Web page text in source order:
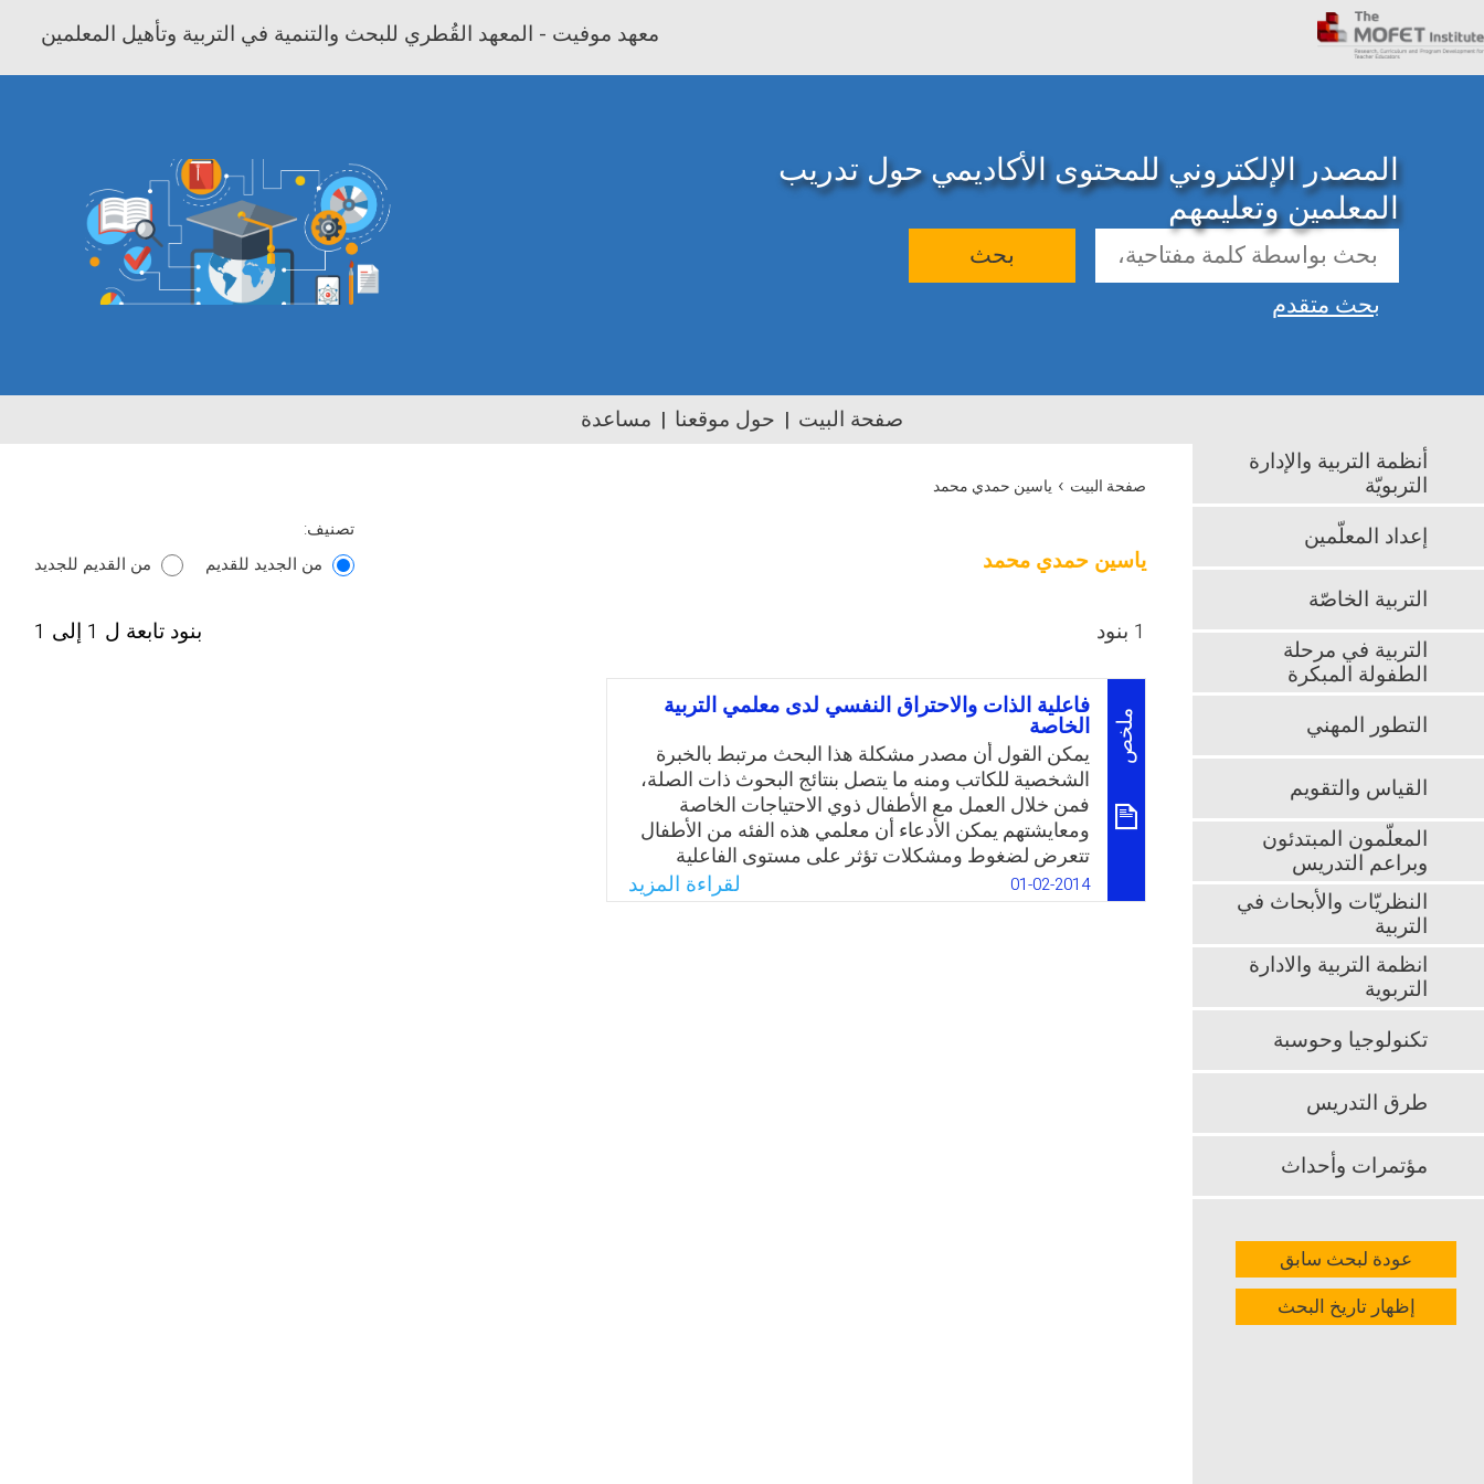
معهد موفيت - المعهد القُطري للبحث والتنمية في التربية وتأهيل المعلمين
المصدر الإلكتروني للمحتوى الأكاديمي حول تدريب
المعلمين وتعليمهم
بحث
بحث متقدم
صفحة البيت حول موقعنا مساعدة
صفحة البيت › ياسين حمدي محمد
ياسين حمدي محمد
تصنيف:
من الجديد للقديم
من القديم للجديد
1 بنود بنود تابعة ل 1 إلى 1
ملخص
فاعلية الذات والاحتراق النفسي لدى معلمي التربية
الخاصة
يمكن القول أن مصدر مشكلة هذا البحث مرتبط بالخبرة
الشخصية للكاتب ومنه ما يتصل بنتائج البحوث ذات الصلة،
فمن خلال العمل مع الأطفال ذوي الاحتياجات الخاصة
ومعايشتهم يمكن الأدعاء أن معلمي هذه الفئه من الأطفال
تتعرض لضغوط ومشكلات تؤثر على مستوى الفاعلية
لديهم. ومن خلال الدراسات يمكن رؤية محورية فاعليّة
الذات (Self-efficacy)والتي تعد من أهم السمات التي
01-02-2014 لقراءة المزيد
أنظمة التربية والإدارة
التربويّة
إعداد المعلّمين
التربية الخاصّة
التربية في مرحلة
الطفولة المبكرة
التطور المهني
القياس والتقويم
المعلّمون المبتدئون
وبراعم التدريس
النظريّات والأبحاث في
التربية
انظمة التربية والادارة
التربوية
تكنولوجيا وحوسبة
طرق التدريس
مؤتمرات وأحداث
عودة لبحث سابق
إظهار تاريخ البحث